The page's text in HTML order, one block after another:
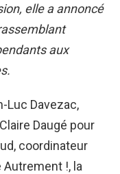
elle a annoncé
aux
Luc Davezac,
Daugé pour
coordinateur
Autrement !, la